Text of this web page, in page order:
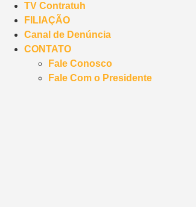
TV Contratuh
FILIAÇÃO
Canal de Denúncia
CONTATO
Fale Conosco
Fale Com o Presidente